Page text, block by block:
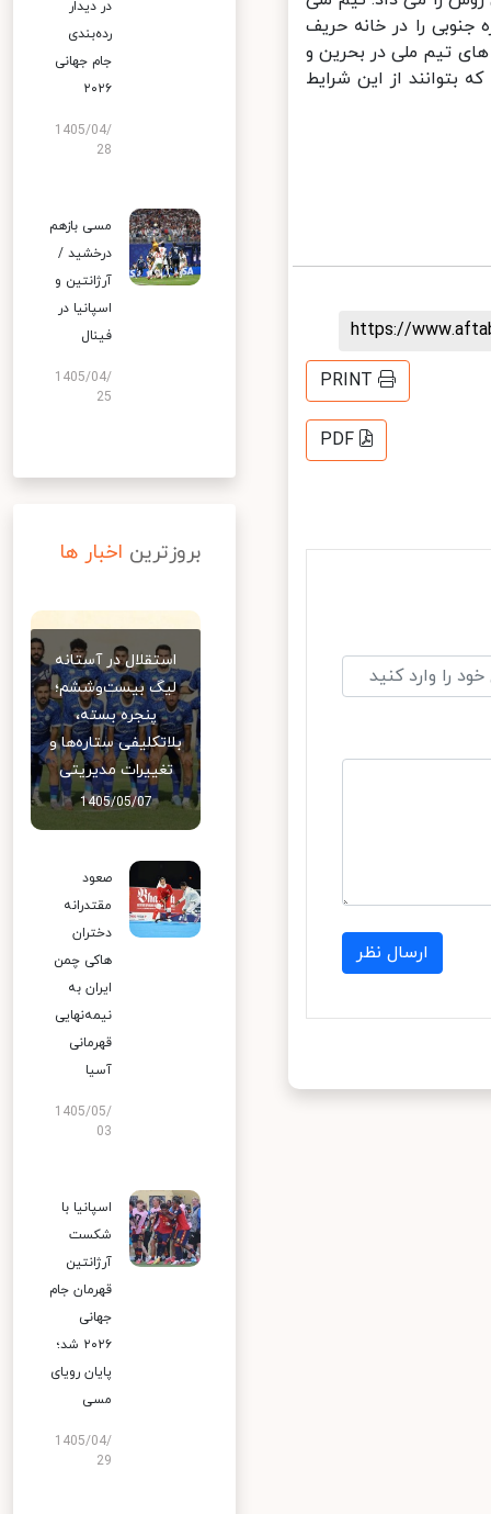
را در خانه حریف
تیم ملی در بحرین و
بتوانند از این شرایط
https://
PRINT
PDF
ارسال نظر
در دیدار
رده‌بندی
جام جهانی
۲۰۲۶
1405/04/
28
مسی بازهم
درخشید /
آرژانتین و
اسپانیا در
فینال
1405/04/
25
بروزترین اخبار ها
استقلال در آستانه
لیگ بیست‌وششم؛
پنجره بسته،
بلاتکلیفی ستاره‌ها و
تغییرات مدیریتی
1405/05/07
صعود
مقتدرانه
دختران
هاکی چمن
ایران به
نیمه‌نهایی
قهرمانی
آسیا
1405/05/
03
اسپانیا با
شکست
آرژانتین
قهرمان جام
جهانی
۲۰۲۶ شد؛
پایان رویای
مسی
1405/04/
29